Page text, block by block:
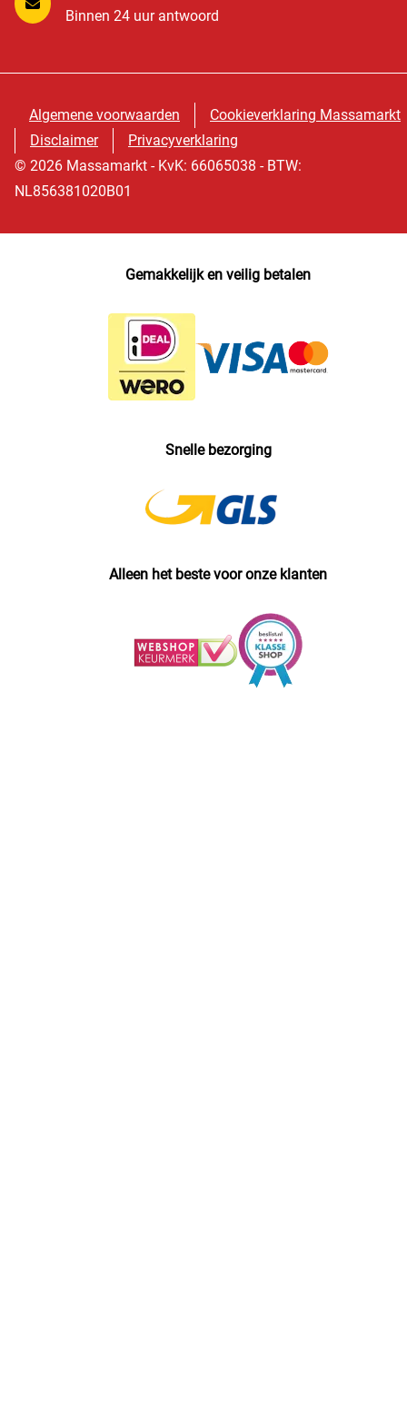
Binnen 24 uur antwoord
Algemene voorwaarden
Cookieverklaring Massamarkt
Disclaimer
Privacyverklaring
© 2026 Massamarkt - KvK: 66065038 - BTW:
NL856381020B01
Gemakkelijk en veilig betalen
Snelle bezorging
Alleen het beste voor onze klanten